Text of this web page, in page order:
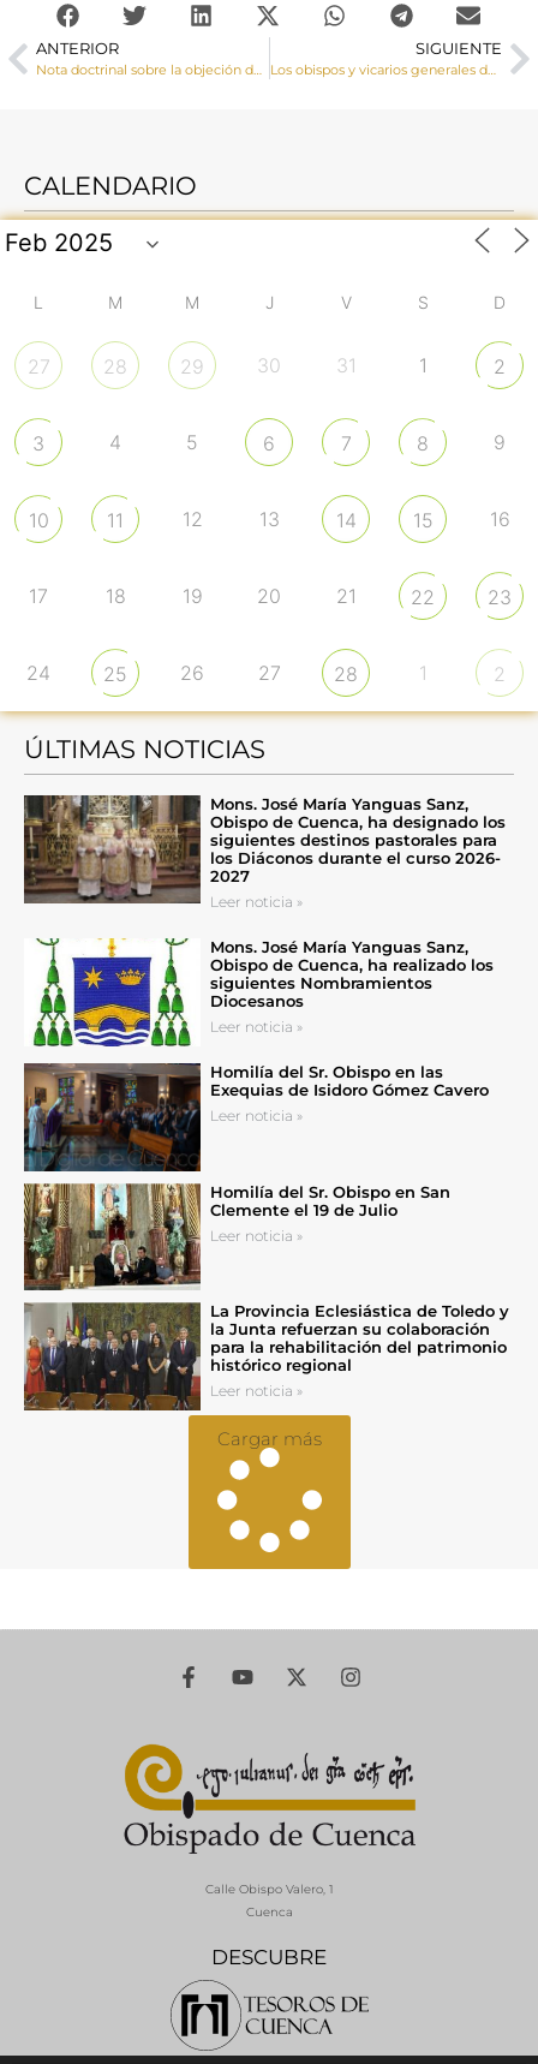
ANTERIOR
Nota doctrinal sobre la objeción de conciencia: «Para la libertad nos ha liberado Cristo»
SIGUIENTE
Los obispos y vicarios generales de la Provincia Eclesiástica de Toledo se reúnen en Guadalajara
CALENDARIO
L M M J V S D
27 28 29 30 31 1 2
3 4 5 6 7 8 9
10 11 12 13 14 15 16
17 18 19 20 21 22 23
24 25 26 27 28 1 2
ÚLTIMAS NOTICIAS
Mons. José María Yanguas Sanz,
Obispo de Cuenca, ha designado los
siguientes destinos pastorales para
los Diáconos durante el curso 2026-
2027
Leer noticia »
Mons. José María Yanguas Sanz,
Obispo de Cuenca, ha realizado los
siguientes Nombramientos
Diocesanos
Leer noticia »
Homilía del Sr. Obispo en las
Exequias de Isidoro Gómez Cavero
Leer noticia »
Homilía del Sr. Obispo en San
Clemente el 19 de Julio
Leer noticia »
La Provincia Eclesiástica de Toledo y
la Junta refuerzan su colaboración
para la rehabilitación del patrimonio
histórico regional
Leer noticia »
Cargar más
DESCUBRE
Calle Obispo Valero, 1
Cuenca